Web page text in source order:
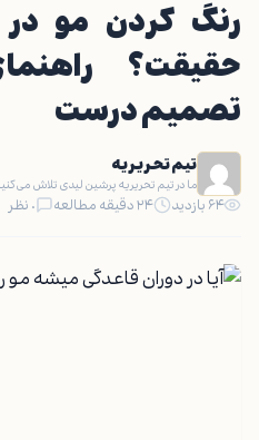
رنگ کردن مو در
حقیقت؟
تصمیم درست
تیم تحریریه
ما در تیم تحریریه پرشین لیدی تلاش
۶۴ بازدید ۲۴ دقیقه مطالعه ۰ نظر